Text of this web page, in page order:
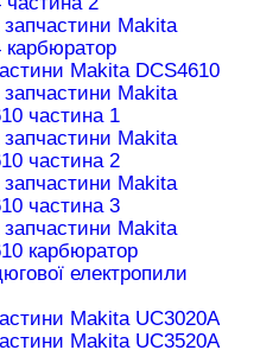
Makita
карбюратор
Makita DCS4610
Makita
частина 1
Makita
частина 2
Makita
частина 3
Makita
карбюратор
електропили
Makita UC3020A
Makita UC3520A